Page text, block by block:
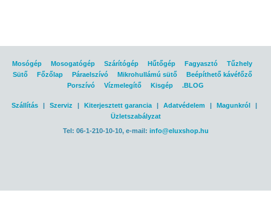
Mosógép Mosogatógép Szárítógép Hűtőgép Fagyasztó
Tűzhely
Sütő
Főzőlap Páraelszívó Mikrohullámú sütő
Beépíthető kávéfőző
Porszívó
Vízmelegítő Kisgép .BLOG
Szállítás | Szerviz | Kiterjesztett garancia | Adatvédelem | Magunkról
|
Üzletszabályzat
Tel: 06-1-210-10-10, e-mail: info@eluxshop.hu